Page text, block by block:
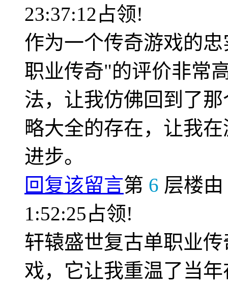
23:37:12占领!
作为一个传奇游戏的
职业传奇"的评价非常
法，让我仿佛回到了
略大全的存在，让我
进步。
回复该留言第 6 层楼由
1:52:25占领!
轩辕盛世复古单职业
戏，它让我重温了当